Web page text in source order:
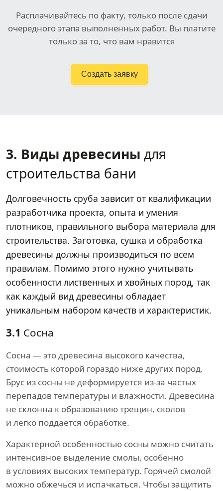
Расплачивайтесь по факту, только после сдачи
очередного этапа выполненных работ. Вы платите
только за то, что вам нравится
Создать заявку
3. Виды древесины для
строительства бани
Долговечность сруба зависит от квалификации
разработчика проекта, опыта и умения
плотников, правильного выбора материала для
строительства. Заготовка, сушка и обработка
древесины должны производиться по всем
правилам. Помимо этого нужно учитывать
особенности лиственных и хвойных пород, так
как каждый вид древесины обладает
уникальным набором качеств и характеристик.
3.1 Сосна
Сосна — это древесина высокого качества,
стоимость которой гораздо ниже других пород.
Брус из сосны не деформируется из-за частых
перепадов температуры и влажности. Древесина
не склонна к образованию трещин, сколов
и легко поддается обработке.
Характерной особенностью сосны можно считать
интенсивное выделение смолы, особенно
в условиях высоких температур. Горячей смолой
можно обжечься и испачкаться. Чтобы защитить